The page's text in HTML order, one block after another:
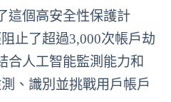
這個高安全性保護計
止了超過3,000次帳戶劫
合人工智能監測能力和
、識別並挑戰用戶帳戶